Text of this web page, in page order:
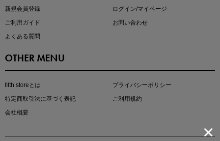
大人の着映えアイテム5選
マストバイアイテム
新規会員登録
ログイン/マイページ
ご利用ガイド
お問い合わせ
よくある質問
OTHER MENU
fifth storeとは
プライバシーポリシー
特定商取引法に基づく表記
ご利用規約
会社概要